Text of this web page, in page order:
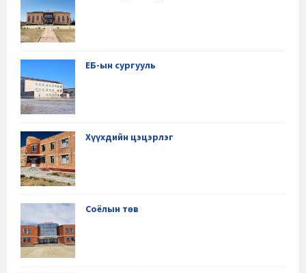
ЕБ-ын сургууль
Хүүхдийн цэцэрлэг
Соёлын төв